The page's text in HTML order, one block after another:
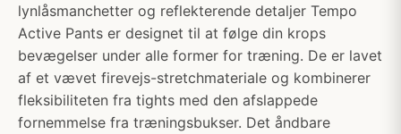
lynlåsmanchetter og reflekterende detaljer Tempo
Active Pants er designet til at følge din krops
bevægelser under alle former for træning. De er lavet
af et vævet firevejs-stretchmateriale og kombinerer
fleksibiliteten fra tights med den afslappede
fornemmelse fra træningsbukser. Det åndbare